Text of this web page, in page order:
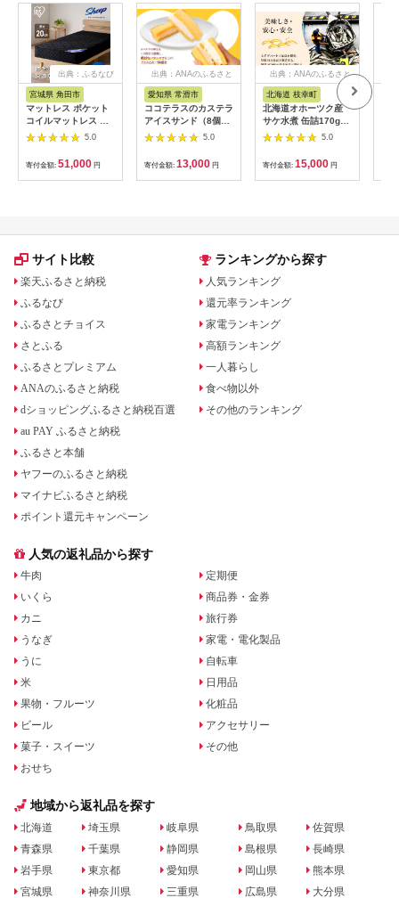
出典：ふるなび
宮城県 角田市
マットレス ポケット
コイルマットレス ア
イリスオーヤマ ブラ
ック シングル ポケッ
トコイル ベッドマッ
トレス 高反発 厚め 極
厚 防菌 防臭 防ダニ
暮らし ひとり暮らし
リア
5.0
寄付金額: 51,000 円
出典：ANAのふるさと
愛知県 常滑市
ココテラスのカステラ
アイスサンド（8個）
│洋菓子 和菓子 焼き
菓子 北海道産 バニラ
アイス アイスクリー
ム アイスサンド カス
テラ 子どものおやつ
ト ココテラス 母の日
ルメ ティータイム
5.0
寄付金額: 13,000 円
出典：ANAのふるさと
納税
北海道 枝幸町
北海道オホーツク産
サケ水煮 缶詰170g×6
個［サクラマス］フレ
ッシュパック［海洋食
品］【 鮭 鱒 サケ マ
ス さくら 鮭缶 さけ缶
缶詰 惣菜 北海道 枝幸
5.0
寄付金額: 15,000 円
サイト比較
楽天ふるさと納税
ふるなび
ふるさとチョイス
さとふる
ふるさとプレミアム
ANAのふるさと納税
dショッピングふるさと納税百選
au PAY ふるさと納税
ふるさと本舗
ヤフーのふるさと納税
マイナビふるさと納税
ポイント還元キャンペーン
ランキングから探す
人気ランキング
還元率ランキング
家電ランキング
高額ランキング
一人暮らし
食べ物以外
その他のランキング
人気の返礼品から探す
牛肉
いくら
カニ
うなぎ
うに
米
果物・フルーツ
ビール
菓子・スイーツ
おせち
定期便
商品券・金券
旅行券
家電・電化製品
自転車
日用品
化粧品
アクセサリー
その他
地域から返礼品を探す
北海道
青森県
岩手県
宮城県
埼玉県
千葉県
東京都
神奈川県
岐阜県
静岡県
愛知県
三重県
鳥取県
島根県
岡山県
広島県
佐賀県
長崎県
熊本県
大分県